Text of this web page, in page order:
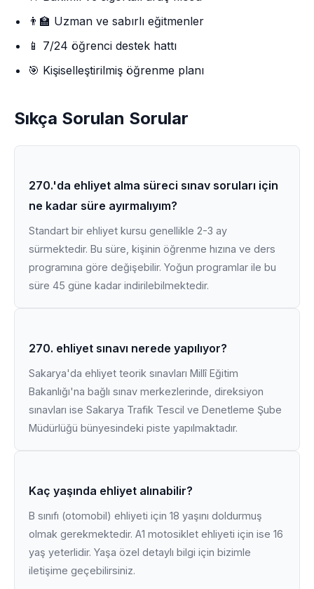
👨‍🏫 Uzman ve sabırlı eğitmenler
📱 7/24 öğrenci destek hattı
🎯 Kişiselleştirilmiş öğrenme planı
Sıkça Sorulan Sorular
270.'da ehliyet alma süreci sınav soruları için
ne kadar süre ayırmalıyım?
Standart bir ehliyet kursu genellikle 2-3 ay
sürmektedir. Bu süre, kişinin öğrenme hızına ve ders
programına göre değişebilir. Yoğun programlar ile bu
süre 45 güne kadar indirilebilmektedir.
270. ehliyet sınavı nerede yapılıyor?
Sakarya'da ehliyet teorik sınavları Millî Eğitim
Bakanlığı'na bağlı sınav merkezlerinde, direksiyon
sınavları ise Sakarya Trafik Tescil ve Denetleme Şube
Müdürlüğü bünyesindeki piste yapılmaktadır.
Kaç yaşında ehliyet alınabilir?
B sınıfı (otomobil) ehliyeti için 18 yaşını doldurmuş
olmak gerekmektedir. A1 motosiklet ehliyeti için ise 16
yaş yeterlidir. Yaşa özel detaylı bilgi için bizimle
iletişime geçebilirsiniz.